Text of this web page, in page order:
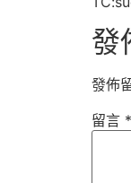
發
發佈
留言 *